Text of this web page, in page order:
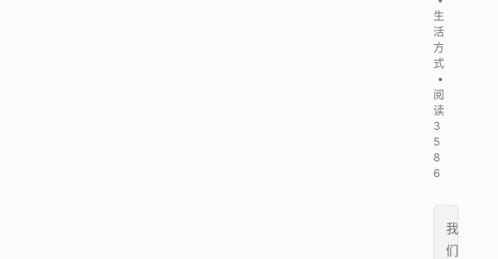
生
活
方
式
•
阅
读
3
5
8
6
我
们